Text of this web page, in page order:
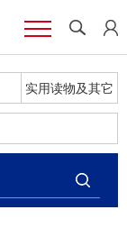
实用读物及其它